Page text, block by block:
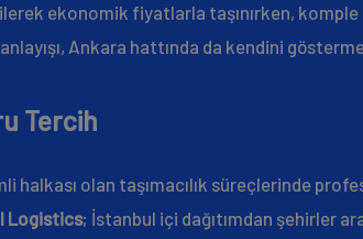
ekonomik fiyatlarla taşınırken, komple
Ankara hattında da kendini
Tercih
halkası olan taşımacılık süreçlerinde
Logistics; İstanbul içi dağıtımdan şehirler